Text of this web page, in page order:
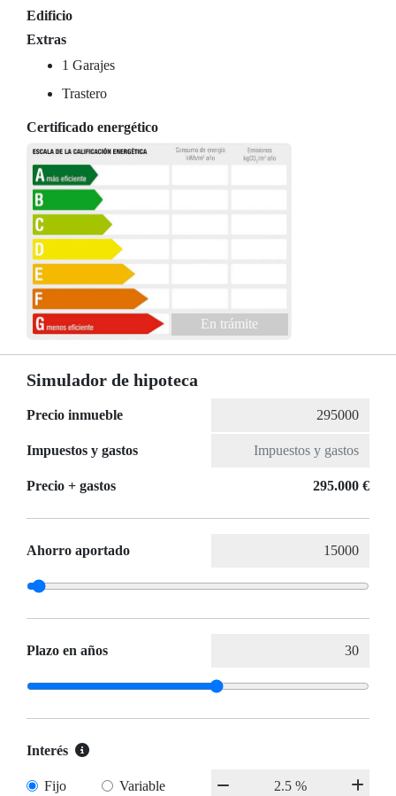
Edificio
Extras
1 Garajes
Trastero
Certificado energético
En trámite
Simulador de hipoteca
Precio inmueble
Impuestos y gastos
Precio + gastos 295.000 €
Ahorro aportado
Plazo en años
Interés
Fijo Variable